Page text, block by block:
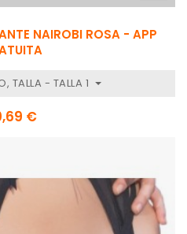
NAIROBI ROSA - APP
TALLA - TALLA 1
€